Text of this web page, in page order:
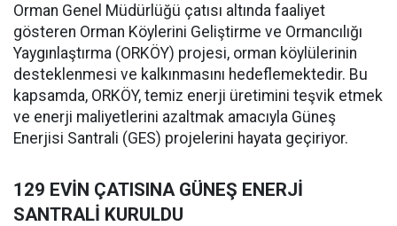
Orman Genel Müdürlüğü çatısı altında faaliyet
gösteren Orman Köylerini Geliştirme ve Ormancılığı
Yaygınlaştırma (ORKÖY) projesi, orman köylülerinin
desteklenmesi ve kalkınmasını hedeflemektedir. Bu
kapsamda, ORKÖY, temiz enerji üretimini teşvik etmek
ve enerji maliyetlerini azaltmak amacıyla Güneş
Enerjisi Santrali (GES) projelerini hayata geçiriyor.
129 EVİN ÇATISINA GÜNEŞ ENERJİ
SANTRALİ KURULDU